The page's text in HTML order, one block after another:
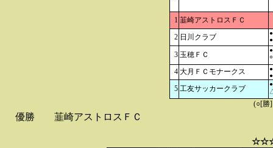
1 韮崎アストロスＦＣ
2 日川クラブ
3 玉穂ＦＣ
4 大月ＦＣモナークス
5 工友サッカークラブ
(○[勝
優勝 韮崎アストロスＦＣ